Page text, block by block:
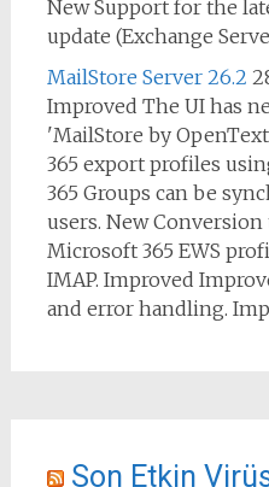
New Support for the
update (Exchange
MailStore Server 26.2
Improved The UI has
'MailStore by
365 export profiles
365 Groups can be
users. New
Microsoft 365 EWS
IMAP. Improved
and error handling.
Son Etkin